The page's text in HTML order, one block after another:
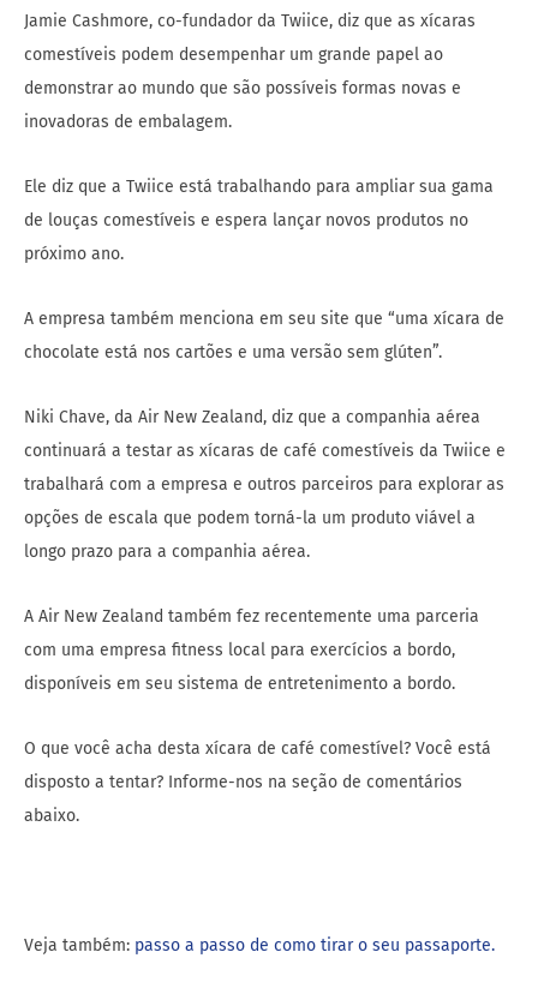
Jamie Cashmore, co-fundador da Twiice, diz que as xícaras
comestíveis podem desempenhar um grande papel ao
demonstrar ao mundo que são possíveis formas novas e
inovadoras de embalagem.
Ele diz que a Twiice está trabalhando para ampliar sua gama
de louças comestíveis e espera lançar novos produtos no
próximo ano.
A empresa também menciona em seu site que “uma xícara de
chocolate está nos cartões e uma versão sem glúten”.
Niki Chave, da Air New Zealand, diz que a companhia aérea
continuará a testar as xícaras de café comestíveis da Twiice e
trabalhará com a empresa e outros parceiros para explorar as
opções de escala que podem torná-la um produto viável a
longo prazo para a companhia aérea.
A Air New Zealand também fez recentemente uma parceria
com uma empresa fitness local para exercícios a bordo,
disponíveis em seu sistema de entretenimento a bordo.
O que você acha desta xícara de café comestível? Você está
disposto a tentar? Informe-nos na seção de comentários
abaixo.
Veja também: passo a passo de como tirar o seu passaporte.